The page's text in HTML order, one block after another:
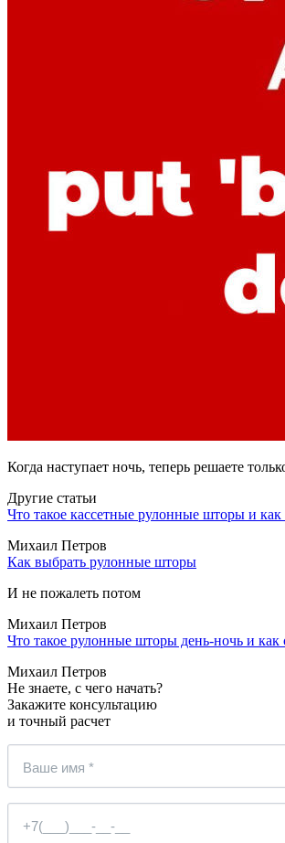
Когда наступает ночь, теперь решаете
Другие статьи
Что такое кассетные рулонные шторы и
Михаил Петров
Как выбрать рулонные шторы
И не пожалеть потом
Михаил Петров
Что такое рулонные шторы день-ночь и как
Михаил Петров
Не знаете, с чего начать?
Закажите консультацию
и точный расчет